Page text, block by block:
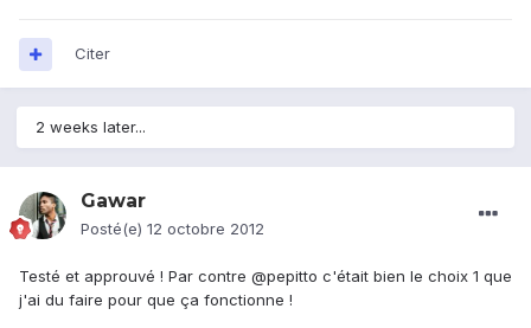
Citer
2 weeks later...
Gawar
Posté(e) 12 octobre 2012
Testé et approuvé ! Par contre @pepitto c'était bien le choix 1 que
j'ai du faire pour que ça fonctionne !